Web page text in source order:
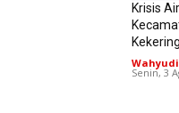
Krisis
Senin, 3